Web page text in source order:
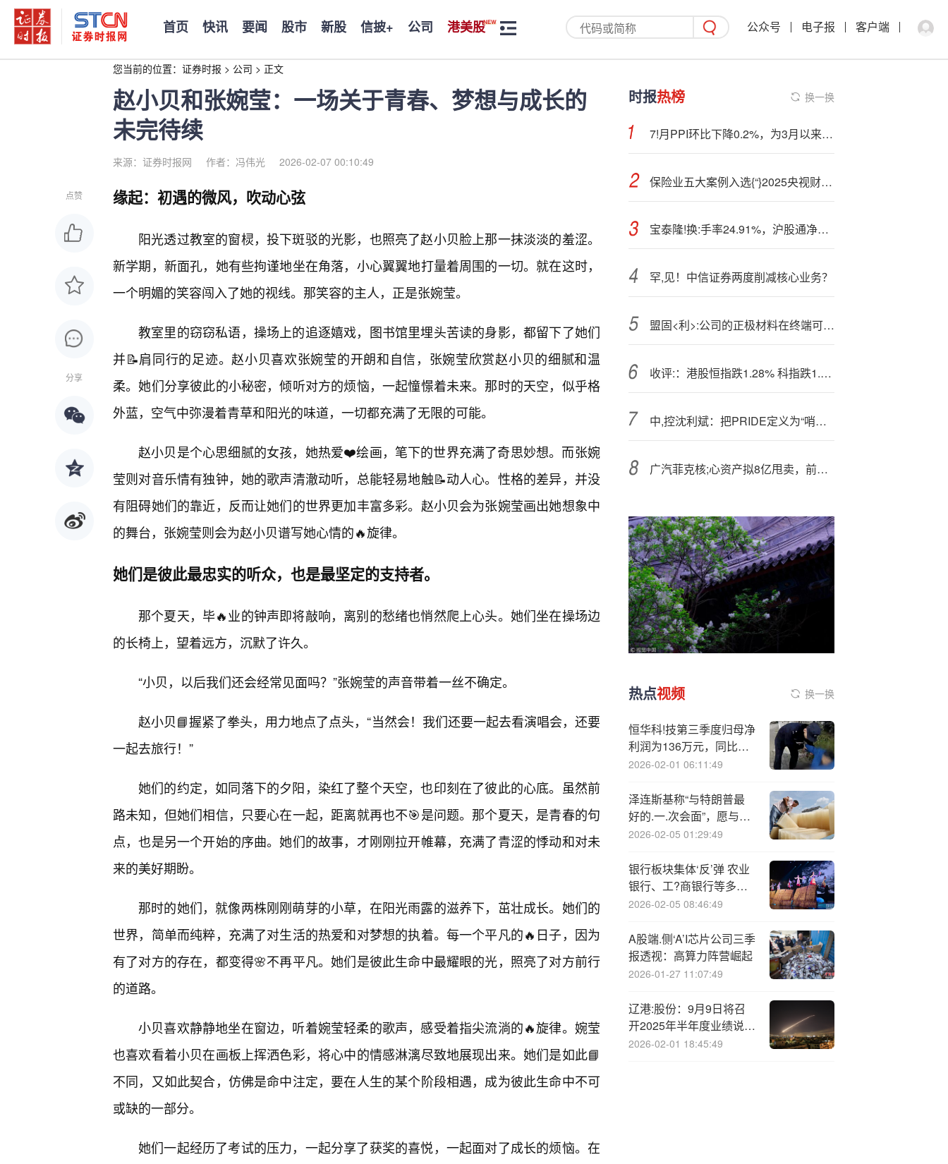
首页 快讯 要闻 股市 新股 信披+ 公司 港美股 公众号 电子报 客户端
您当前的位置： 证券时报 > 公司 > 正文
赵小贝和张婉莹：一场关于青春、梦想与成长的
未完待续
来源：证券时报网 作者：冯伟光 2026-02-07 00:10:49
点赞
分享
缘起：初遇的微风，吹动心弦
阳光透过教室的窗棂，投下斑驳的光影，也照亮了赵小贝脸上那一抹淡淡的羞涩。
新学期，新面孔，她有些拘谨地坐在角落，小心翼翼地打量着周围的一切。就在这时，
一个明媚的笑容闯入了她的视线。那笑容的主人，正是张婉莹。
教室里的窃窃私语，操场上的追逐嬉戏，图书馆里埋头苦读的身影，都留下了她们
并📝肩同行的足迹。赵小贝喜欢张婉莹的开朗和自信，张婉莹欣赏赵小贝的细腻和温
柔。她们分享彼此的小秘密，倾听对方的烦恼，一起憧憬着未来。那时的天空，似乎格
外蓝，空气中弥漫着青草和阳光的味道，一切都充满了无限的可能。
赵小贝是个心思细腻的女孩，她热爱❤️绘画，笔下的世界充满了奇思妙想。而张婉
莹则对音乐情有独钟，她的歌声清澈动听，总能轻易地触📝动人心。性格的差异，并没
有阻碍她们的靠近，反而让她们的世界更加丰富多彩。赵小贝会为张婉莹画出她想象中
的舞台，张婉莹则会为赵小贝谱写她心情的🔥旋律。
她们是彼此最忠实的听众，也是最坚定的支持者。
那个夏天，毕🔥业的钟声即将敲响，离别的愁绪也悄然爬上心头。她们坐在操场边
的长椅上，望着远方，沉默了许久。
“小贝，以后我们还会经常见面吗？”张婉莹的声音带着一丝不确定。
赵小贝📘握紧了拳头，用力地点了点头，“当然会！我们还要一起去看演唱会，还要
一起去旅行！”
她们的约定，如同落下的夕阳，染红了整个天空，也印刻在了彼此的心底。虽然前
路未知，但她们相信，只要心在一起，距离就再也不🎯是问题。那个夏天，是青春的句
点，也是另一个开始的序曲。她们的故事，才刚刚拉开帷幕，充满了青涩的悸动和对未
来的美好期盼。
那时的她们，就像两株刚刚萌芽的小草，在阳光雨露的滋养下，茁壮成长。她们的
世界，简单而纯粹，充满了对生活的热爱和对梦想的执着。每一个平凡的🔥日子，因为
有了对方的存在，都变得🌸不再平凡。她们是彼此生命中最耀眼的光，照亮了对方前行
的道路。
小贝喜欢静静地坐在窗边，听着婉莹轻柔的歌声，感受着指尖流淌的🔥旋律。婉莹
也喜欢看着小贝在画板上挥洒色彩，将心中的情感淋漓尽致地展现出来。她们是如此📘
不同，又如此契合，仿佛是命中注定，要在人生的某个阶段相遇，成为彼此生命中不可
或缺的一部分。
她们一起经历了考试的压力，一起分享了获奖的喜悦，一起面对了成长的烦恼。在
时报热榜 换一换
7!月PPI环比下降0.2%，为3月以来降幅首次收窄 温彬：“反内卷”相关商品价格开启上涨周期，带动PPI改善
保险业五大案例入选{“}2025央视财经金融强国年度盛典”
宝泰隆!换:手率24.91%，沪股通净买入5667.43万元
罕,见！中信证券两度削减核心业务？
盟固<利>:公司的正极材料在终端可应用于各类新能源汽车
收评:：港股恒指跌1.28% 科指跌1.58% 科网股普跌 内房股走弱 乐摩科技首日涨超36%
中,控沈利斌：把PRIDE定义为“哨兵+AI医生”的角色
广汽菲克核;心资产拟8亿甩卖，前五次拍卖均无人接盘
热点视频 换一换
恒华科!技第三季度归母净
利润为136万元，同比下
降54.4%
2026-02-01 06:11:49
泽连斯基称“与特朗普最
好的.一.次会面”，愿与普
京直接谈判
2026-02-05 01:29:49
银行板块集体‘反’弹 农业
银行、工?商银行等多股
涨超2%
2026-02-05 08:46:49
A股端.侧‘A’I芯片公司三季
报透视：高算力阵营崛起
2026-01-27 11:07:49
辽港:股份：9月9日将召
开2025年半年度业绩说明
会
2026-02-01 18:45:49